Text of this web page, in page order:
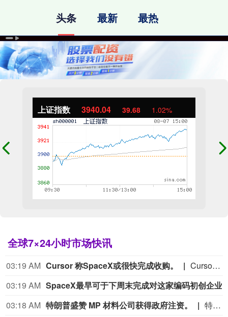
上证指数 3940.04 39.68 1.02%
全球7×24小时市场快讯
03:19 AM Cursor 称SpaceX或很快完成收购。
Cursor 称SpaceX或很快完成收购。
03:19 AM
03:18 AM 特朗普盛赞 MP 材料公司获得政府注资。
特朗普盛赞 MP 材料公司获得政府注资。
头条 最新 最热